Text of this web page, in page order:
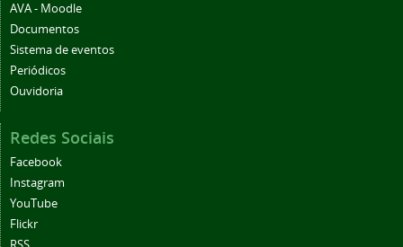
AVA - Moodle
Documentos
Sistema de eventos
Periódicos
Ouvidoria
Redes Sociais
Facebook
Instagram
YouTube
Flickr